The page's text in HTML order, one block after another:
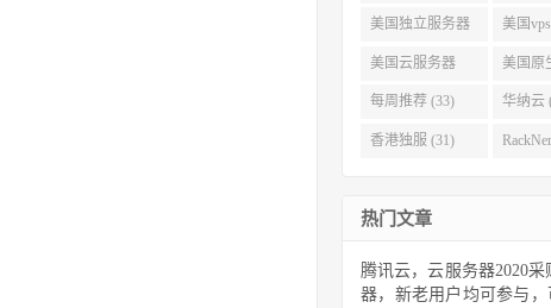
(40) (38)
美国独立服务器
(37)
美国
美国云服务器
(34)
美国原
每周推荐 (33) 华纳云
香港独服 (31)
热门文章
腾讯云，云服务器2020采
器，新老用户均可参与，